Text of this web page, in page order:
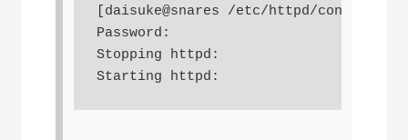
[daisuke@snares /etc/httpd/conf] $
Password:
Stopping httpd:
Starting httpd: